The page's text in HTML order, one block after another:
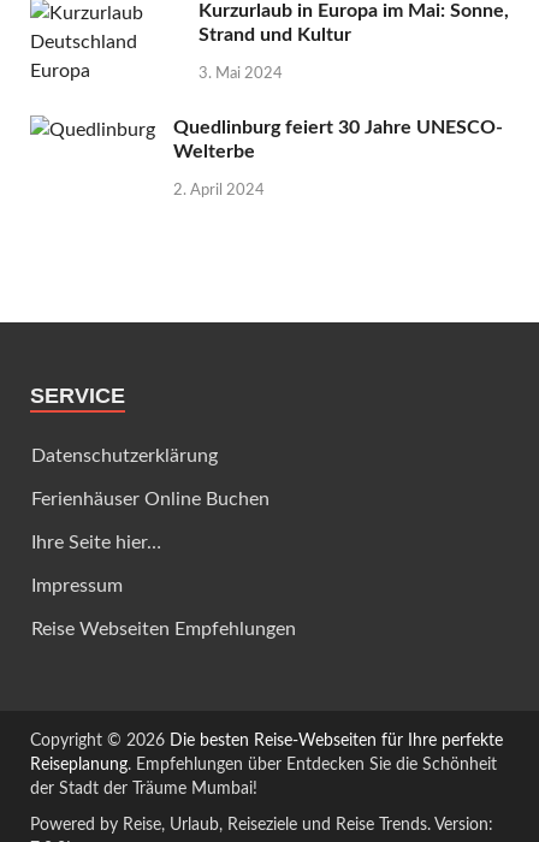
Kurzurlaub in Europa im Mai: Sonne,
Strand und Kultur
3. Mai 2024
Quedlinburg feiert 30 Jahre UNESCO-
Welterbe
2. April 2024
SERVICE
Datenschutzerklärung
Ferienhäuser Online Buchen
Ihre Seite hier…
Impressum
Reise Webseiten Empfehlungen
Copyright © 2026 Die besten Reise-Webseiten für Ihre perfekte
Reiseplanung. Empfehlungen über Entdecken Sie die Schönheit
der Stadt der Träume Mumbai!
Powered by Reise, Urlaub, Reiseziele und Reise Trends. Version: